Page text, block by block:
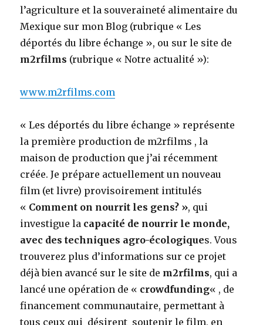
l’agriculture et la souveraineté alimentaire du
Mexique sur mon Blog (rubrique « Les
déportés du libre échange », ou sur le site de
m2rfilms (rubrique « Notre actualité »):
www.m2rfilms.com
« Les déportés du libre échange » représente
la première production de m2rfilms , la
maison de production que j’ai récemment
créée. Je prépare actuellement un nouveau
film (et livre) provisoirement intitulés
« Comment on nourrit les gens? », qui
investigue la capacité de nourrir le monde,
avec des techniques agro-écologiques. Vous
trouverez plus d’informations sur ce projet
déjà bien avancé sur le site de m2rfilms, qui a
lancé une opération de « crowdfunding« , de
financement communautaire, permettant à
tous ceux qui désirent soutenir le film, en